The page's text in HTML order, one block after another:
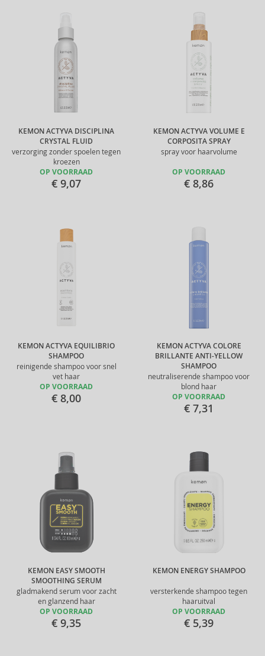
KEMON ACTYVA DISCIPLINA
CRYSTAL FLUID
verzorging zonder spoelen tegen
kroezen
OP VOORRAAD
€ 9,07
KEMON ACTYVA VOLUME E
CORPOSITA SPRAY
spray voor haarvolume
OP VOORRAAD
€ 8,86
KEMON ACTYVA EQUILIBRIO
SHAMPOO
reinigende shampoo voor snel
vet haar
OP VOORRAAD
€ 8,00
KEMON ACTYVA COLORE
BRILLANTE ANTI-YELLOW
SHAMPOO
neutraliserende shampoo voor
blond haar
OP VOORRAAD
€ 7,31
KEMON EASY SMOOTH
SMOOTHING SERUM
gladmakend serum voor zacht
en glanzend haar
OP VOORRAAD
€ 9,35
KEMON ENERGY SHAMPOO
versterkende shampoo tegen
haaruitval
OP VOORRAAD
€ 5,39